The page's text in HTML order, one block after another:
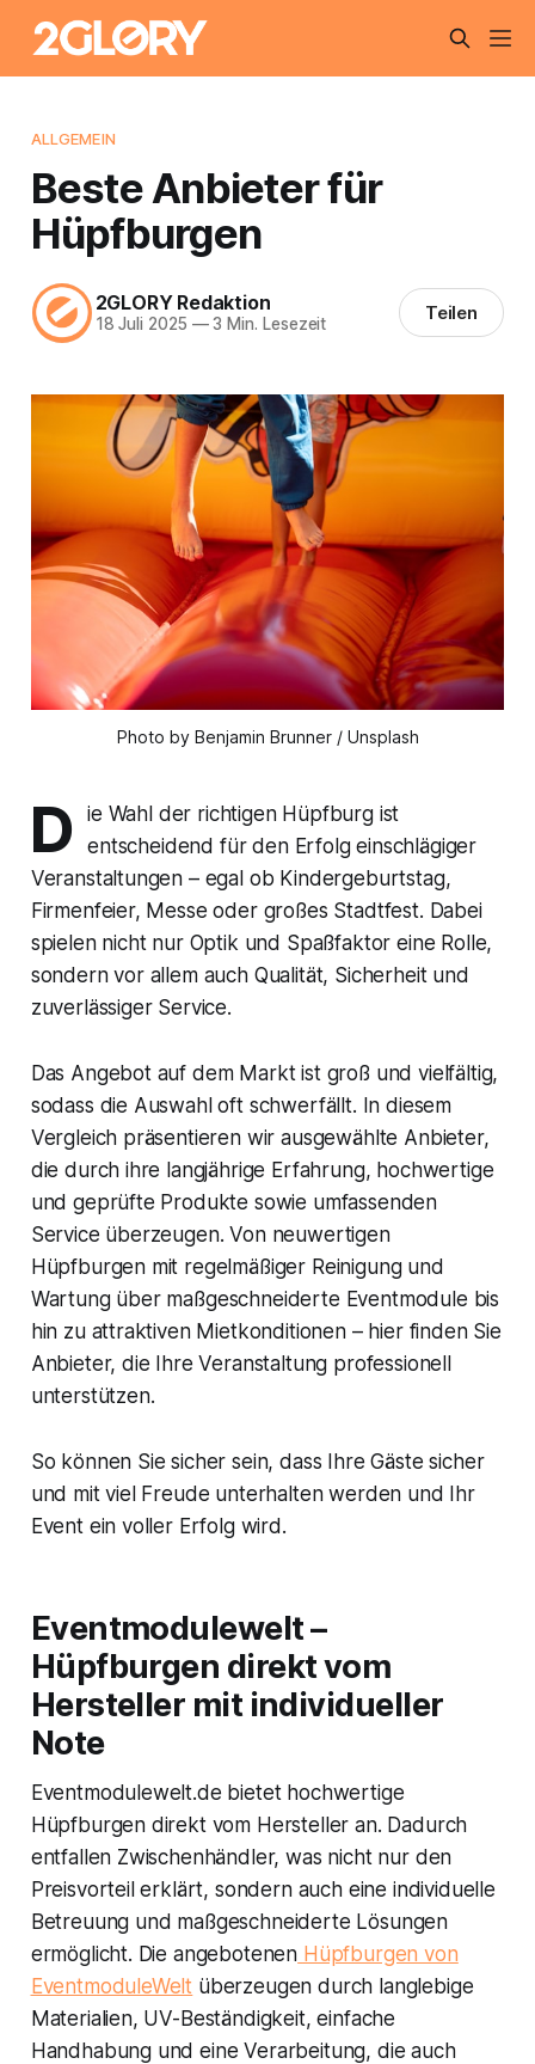
ALLGEMEIN
Beste Anbieter für
Hüpfburgen
2GLORY Redaktion
18 Juli 2025 —3 Min. Lesezeit Teilen
Photo by Benjamin Brunner / Unsplash
D
ie Wahl der richtigen Hüpfburg ist
entscheidend für den Erfolg einschlägiger
Veranstaltungen – egal ob Kindergeburtstag,
Firmenfeier, Messe oder großes Stadtfest. Dabei
spielen nicht nur Optik und Spaßfaktor eine Rolle,
sondern vor allem auch Qualität, Sicherheit und
zuverlässiger Service.
Das Angebot auf dem Markt ist groß und vielfältig,
sodass die Auswahl oft schwerfällt. In diesem
Vergleich präsentieren wir ausgewählte Anbieter,
die durch ihre langjährige Erfahrung, hochwertige
und geprüfte Produkte sowie umfassenden
Service überzeugen. Von neuwertigen
Hüpfburgen mit regelmäßiger Reinigung und
Wartung über maßgeschneiderte Eventmodule bis
hin zu attraktiven Mietkonditionen – hier finden Sie
Anbieter, die Ihre Veranstaltung professionell
unterstützen.
So können Sie sicher sein, dass Ihre Gäste sicher
und mit viel Freude unterhalten werden und Ihr
Event ein voller Erfolg wird.
Eventmodulewelt –
Hüpfburgen direkt vom
Hersteller mit individueller
Note
Eventmodulewelt.de bietet hochwertige
Hüpfburgen direkt vom Hersteller an. Dadurch
entfallen Zwischenhändler, was nicht nur den
Preisvorteil erklärt, sondern auch eine individuelle
Betreuung und maßgeschneiderte Lösungen
ermöglicht. Die angebotenen Hüpfburgen von
EventmoduleWelt überzeugen durch langlebige
Materialien, UV-Beständigkeit, einfache
Handhabung und eine Verarbeitung, die auch